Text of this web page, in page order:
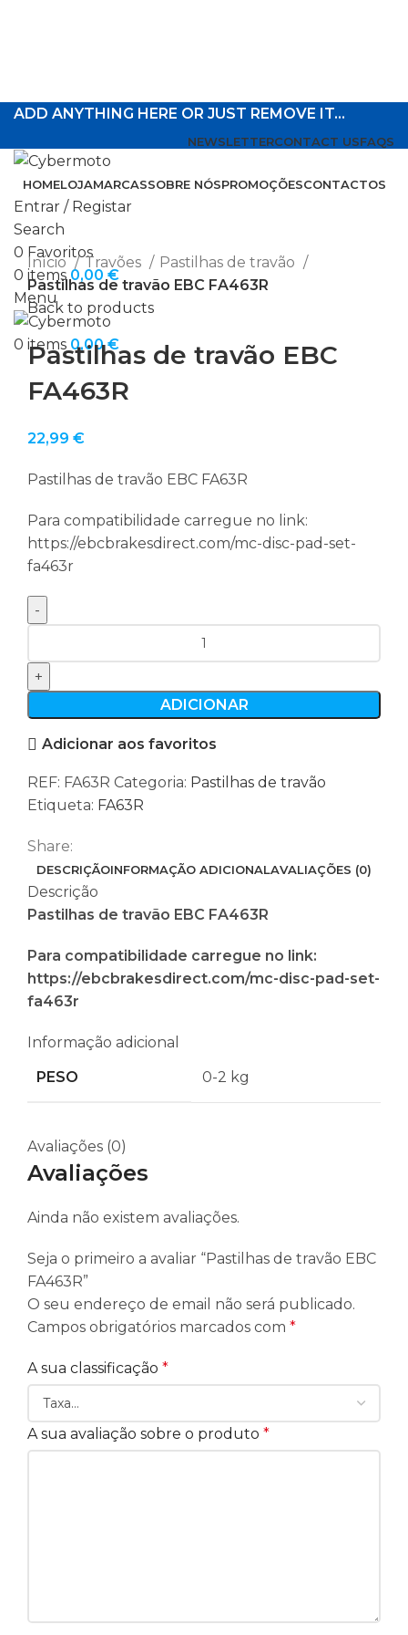
ADD ANYTHING HERE OR JUST REMOVE IT…
NEWSLETTERCONTACT USFAQS
HOMELOJAMARCASSOBRE NÓSPROMOÇÕESCONTACTOS
Entrar / Registar
Search
0 Favoritos
0 items 0,00 €
Menu
0 items 0,00€
Click to enlarge
Início
Travões
Pastilhas de travão
Pastilhas de travão EBC FA463R
Back to products
Pastilhas de travão EBC
FA463R
22,99 €
Pastilhas de travão EBC FA63R
Para compatibilidade carregue no link:
https://ebcbrakesdirect.com/mc-disc-pad-set-
fa463r
de
Pastilhas
EBC
ADICIONAR
Adicionar aos favoritos
REF: FA63R Categoria: Pastilhas de travão
Etiqueta: FA63R
Share:
DESCRIÇÃOINFORMAÇÃO ADICIONALAVALIAÇÕES (0)
Descrição
Pastilhas de travão EBC FA463R
Para compatibilidade carregue no link:
https://ebcbrakesdirect.com/mc-disc-pad-set-
fa463r
Informação adicional
PESO
0-2 kg
Avaliações (0)
Avaliações
Ainda não existem avaliações.
Seja o primeiro a avaliar “Pastilhas de travão EBC
FA463R”
O seu endereço de email não será publicado.
Campos obrigatórios marcados com *
A sua classificação *
A sua avaliação sobre o produto *